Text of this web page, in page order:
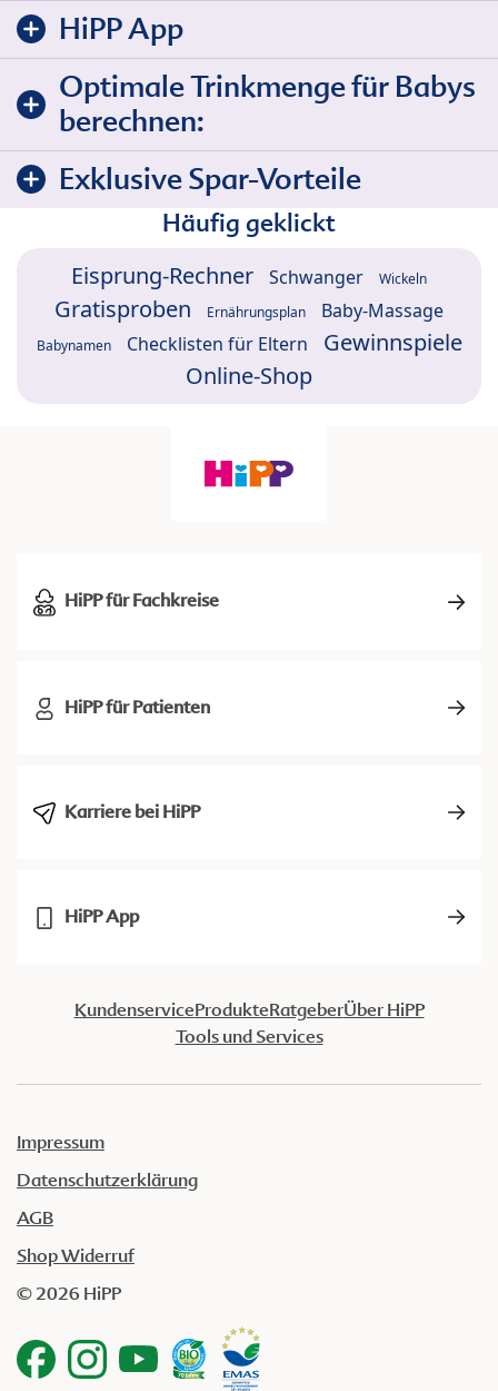
HiPP App
Optimale Trinkmenge für Babys
berechnen:
Exklusive Spar-Vorteile
Häufig geklickt
Eisprung-Rechner Schwanger Wickeln
Gratisproben Ernährungsplan Baby-Massage
Babynamen Checklisten für Eltern
Gewinnspiele
Online-Shop
HiPP für Fachkreise
HiPP für Patienten
Karriere bei HiPP
HiPP App
KundenserviceProdukteRatgeberÜber HiPP
Tools und Services
Impressum
Datenschutzerklärung
AGB
Shop Widerruf
© 2026 HiPP